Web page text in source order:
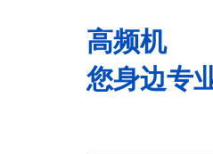
高频机
您身边专